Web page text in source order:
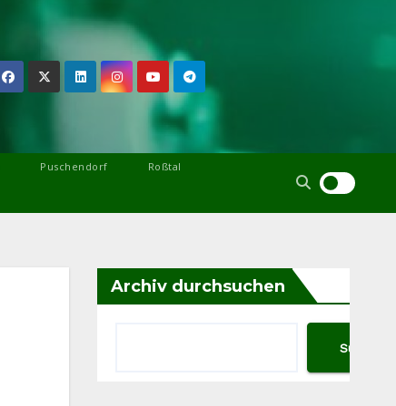
Puschendorf Roßtal
Archiv durchsuchen
Suchen